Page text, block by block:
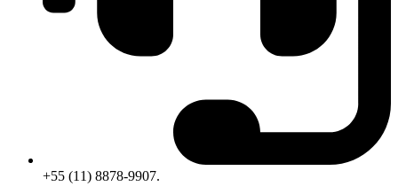
+55 (11) 8878-9907.